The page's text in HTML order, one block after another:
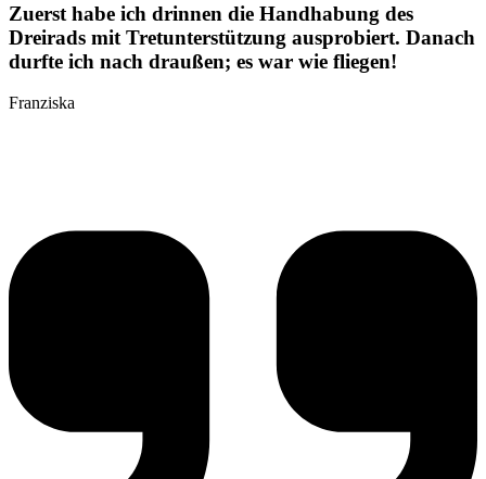
Zuerst habe ich drinnen die Handhabung des
Dreirads mit Tretunterstützung ausprobiert. Danach
durfte ich nach draußen; es war wie fliegen!
Franziska